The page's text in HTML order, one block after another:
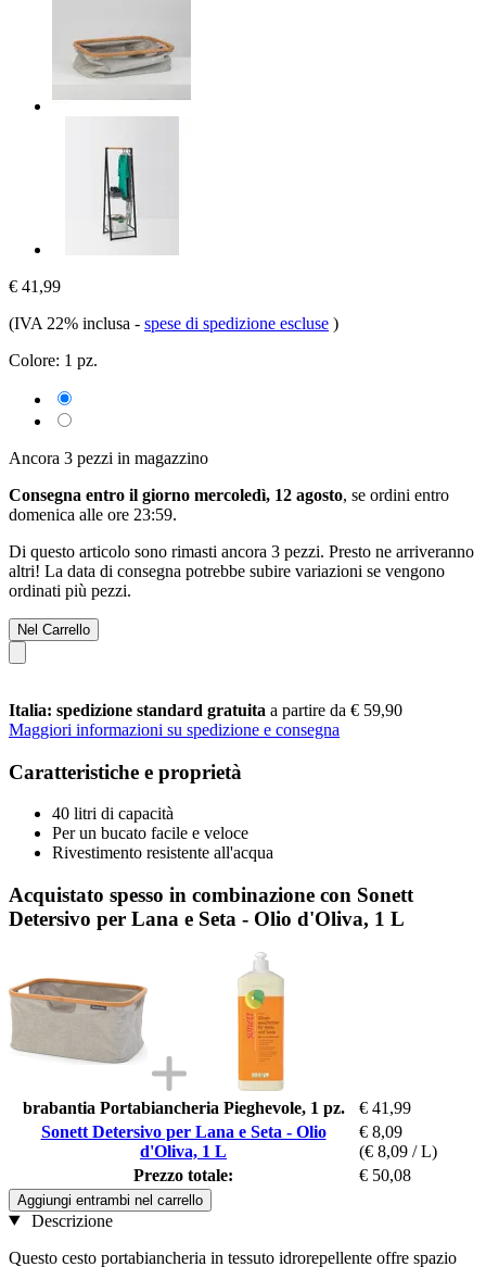
€ 41,99
(IVA 22% inclusa - spese di spedizione escluse )
Colore: 1 pz.
Ancora 3 pezzi in magazzino
Consegna entro il giorno mercoledì, 12 agosto, se ordini entro
domenica alle ore 23:59.
Di questo articolo sono rimasti ancora 3 pezzi. Presto ne arriveranno
altri! La data di consegna potrebbe subire variazioni se vengono
ordinati più pezzi.
Nel Carrello
Italia: spedizione standard gratuita a partire da € 59,90
Maggiori informazioni su spedizione e consegna
Caratteristiche e proprietà
40 litri di capacità
Per un bucato facile e veloce
Rivestimento resistente all'acqua
Acquistato spesso in combinazione con Sonett
Detersivo per Lana e Seta - Olio d'Oliva, 1 L
brabantia Portabiancheria Pieghevole, 1 pz.
€ 41,99
Sonett Detersivo per Lana e Seta - Olio
d'Oliva, 1 L
€ 8,09
(€ 8,09 / L)
Prezzo totale:
€ 50,08
Aggiungi entrambi nel carrello
Descrizione
Questo cesto portabiancheria in tessuto idrorepellente offre spazio